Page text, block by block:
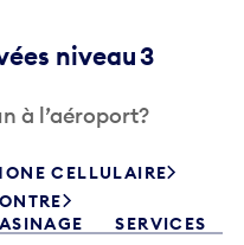
niveau 3
à l’aéroport?
CELLULAIRE
SERVICES